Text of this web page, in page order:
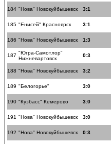
184 "Нова" Новокуйбышевск 3:1
185 "Енисей" Красноярск 3:1
186 "Нова" Новокуйбышевск 1:3
187 "Югра-Самотлор"
Нижневартовск
0:3
188 "Нова" Новокуйбышевск 3:2
189 "Белогорье" 3:0
190 "Кузбасс" Кемерово 3:0
191 "Нова" Новокуйбышевск 3:0
192 "Нова" Новокуйбышевск 0:3